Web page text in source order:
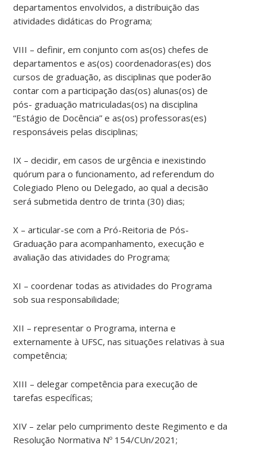
departamentos envolvidos, a distribuição das
atividades didáticas do Programa;
VIII – definir, em conjunto com as(os) chefes de
departamentos e as(os) coordenadoras(es) dos
cursos de graduação, as disciplinas que poderão
contar com a participação das(os) alunas(os) de
pós- graduação matriculadas(os) na disciplina
“Estágio de Docência” e as(os) professoras(es)
responsáveis pelas disciplinas;
IX – decidir, em casos de urgência e inexistindo
quórum para o funcionamento, ad referendum do
Colegiado Pleno ou Delegado, ao qual a decisão
será submetida dentro de trinta (30) dias;
X – articular-se com a Pró-Reitoria de Pós-
Graduação para acompanhamento, execução e
avaliação das atividades do Programa;
XI – coordenar todas as atividades do Programa
sob sua responsabilidade;
XII – representar o Programa, interna e
externamente à UFSC, nas situações relativas à sua
competência;
XIII – delegar competência para execução de
tarefas específicas;
XIV – zelar pelo cumprimento deste Regimento e da
Resolução Normativa Nº 154/CUn/2021;